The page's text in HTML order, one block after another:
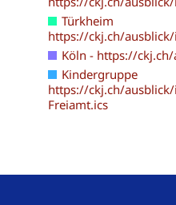
https://ckj.ch/
Köln - https://
https://ckj.ch/
Freiamt.ics